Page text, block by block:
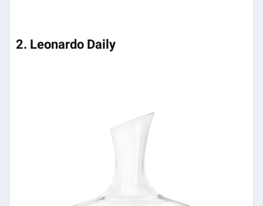
2. Leonardo Daily